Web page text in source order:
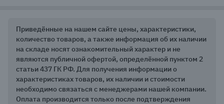
Приведённые на нашем сайте цены, характеристики,
количество товаров, а также информация об их наличии
на складе носят ознакомительный характер и не
являются публичной офертой, определённой пунктом 2
статьи 437 ГК РФ. Для получения информации о
характеристиках товаров, их наличии и стоимости
необходимо связаться с менеджерами нашей компании.
Оплата производится только после подтверждения